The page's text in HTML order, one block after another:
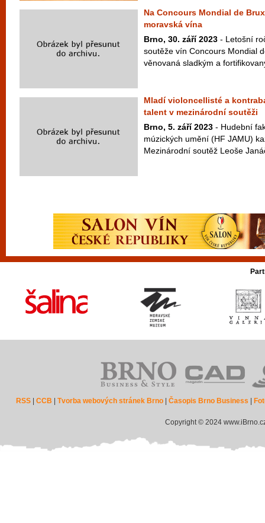
Na Concours Mondial de
moravská vína
Brno, 30. září 2023 - Letošní
soutěže vín Concours Mondial
věnovaná sladkým a
Mladí violoncellisté a
talent v mezinárodní soutěži
Brno, 5. září 2023 - Hudební
múzických umění (HF JAMU)
Mezinárodní soutěž Leoše
RSS |CCB |Tvorba webových stránek Brno |Časopis Brno Business
Copyright © 2024